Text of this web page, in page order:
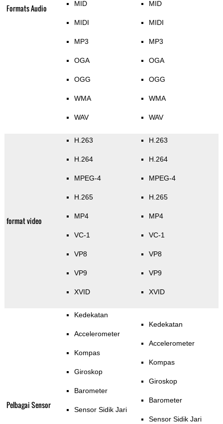
Formats Audio MID
MIDI
MP3
OGA
OGG
WMA
WAV
MID
MIDI
MP3
OGA
OGG
WMA
WAV
format video
H.263
H.264
MPEG-4
H.265
MP4
VC-1
VP8
VP9
XVID
H.263
H.264
MPEG-4
H.265
MP4
VC-1
VP8
VP9
XVID
Pelbagai Sensor
Kedekatan
Accelerometer
Kompas
Giroskop
Barometer
Sensor Sidik Jari
Kedekatan
Accelerometer
Kompas
Giroskop
Barometer
Sensor Sidik Jari